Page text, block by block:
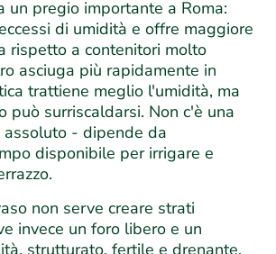
un pregio importante a Roma:
di umidità e offre maggiore
rispetto a contenitori molto
asciuga più rapidamente in
trattiene meglio l'umidità, ma
può surriscaldarsi. Non c'è una
- dipende da
disponibile per irrigare e
non serve creare strati
invece un foro libero e un